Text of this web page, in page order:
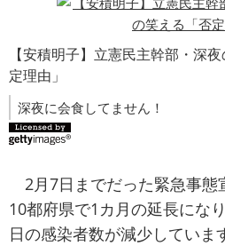
【安積明子】立憲民主幹部・深
定理由」
深夜に会食してません！
2月7日までだった緊急事態
10都府県で1カ月の延長にな
日の感染者数が減少していま